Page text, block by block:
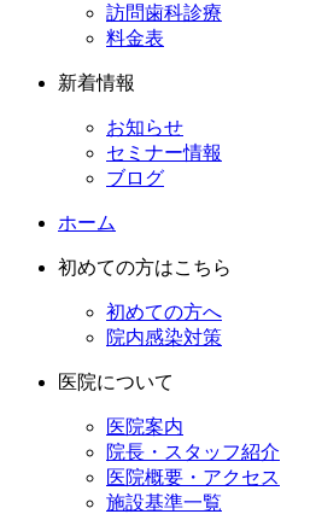
訪問歯科診療
料金表
新着情報
お知らせ
セミナー情報
ブログ
ホーム
初めての方はこちら
初めての方へ
院内感染対策
医院について
医院案内
院長・スタッフ紹介
医院概要・アクセス
施設基準一覧